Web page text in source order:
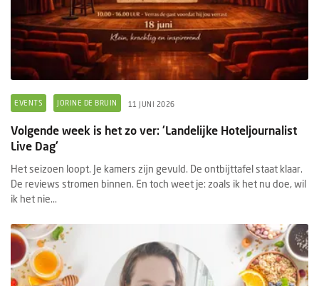
EVENTS JORINE DE BRUIN 11 JUNI 2026
Volgende week is het zo ver: 'Landelijke Hoteljournalist
Live Dag'
Het seizoen loopt. Je kamers zijn gevuld. De ontbijttafel staat klaar.
De reviews stromen binnen. En toch weet je: zoals ik het nu doe, wil
ik het nie...